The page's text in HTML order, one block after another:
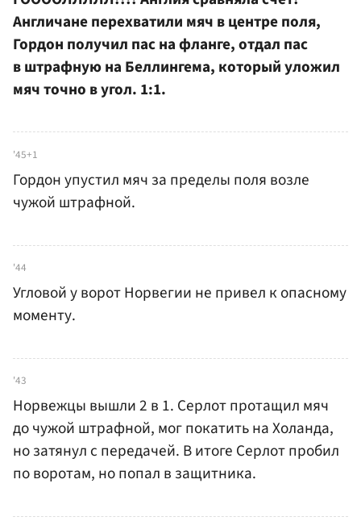
Англичане перехватили мяч в центре поля,
Гордон получил пас на фланге, отдал пас
в штрафную на Беллингема, который уложил
мяч точно в угол. 1:1.
'45+1
Гордон упустил мяч за пределы поля возле
чужой штрафной.
'44
Угловой у ворот Норвегии не привел к опасному
моменту.
'43
Норвежцы вышли 2 в 1. Серлот протащил мяч
до чужой штрафной, мог покатить на Холанда,
но затянул с передачей. В итоге Серлот пробил
по воротам, но попал в защитника.